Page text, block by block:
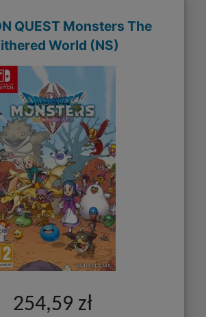
QUEST Monsters The
World (NS)
254,59 zł